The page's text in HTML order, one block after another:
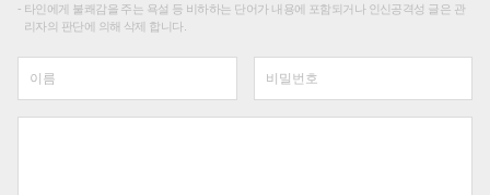
타인에게 불쾌감을 주는 욕설 등 비하하는 단어가 내용에 포함되거나 인신공격성 글은 관
리자의 판단에 의해 삭제 합니다.